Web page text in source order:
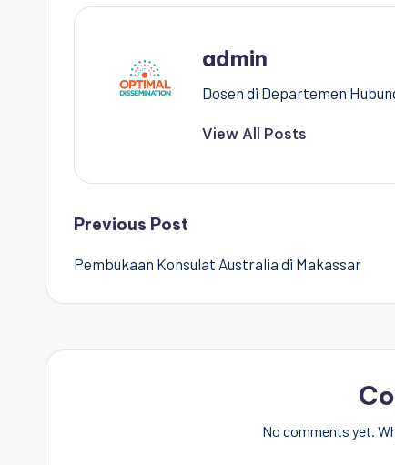
admin
Dosen di Departemen
View All Posts
Post
navigation
Previous Post
Pembukaan Konsulat Australia di Makassar
No comments yet.